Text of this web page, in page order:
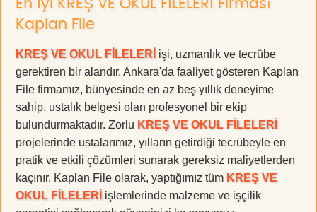
En İyi KREŞ VE OKUL FİLELERİ Firması
Kaplan File
KREŞ VE OKUL FİLELERİ işi, uzmanlık ve tecrübe
gerektiren bir alandır. Ankara'da faaliyet gösteren Kaplan
File firmamız, bünyesinde en az beş yıllık deneyime
sahip, ustalık belgesi olan profesyonel bir ekip
bulundurmaktadır. Zorlu KREŞ VE OKUL FİLELERİ
projelerinde ustalarımız, yılların getirdiği tecrübeyle en
pratik ve etkili çözümleri sunarak gereksiz maliyetlerden
kaçınır. Kaplan File olarak, yaptığımız tüm KREŞ VE
OKUL FİLELERİ işlemlerinde malzeme ve işçilik